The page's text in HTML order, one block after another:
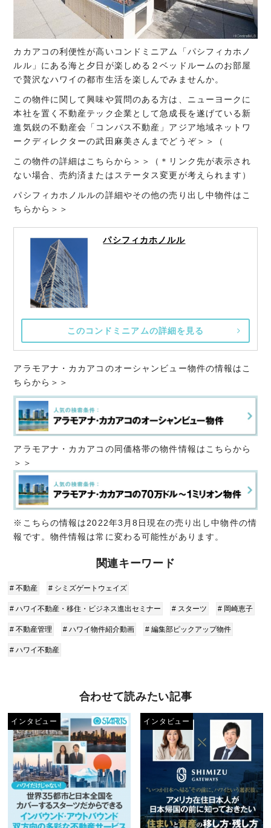
カカアコの利便性が高いコンドミニアム「パシフィカホノ
ルル」にある海と夕日が楽しめる２ベッドルームのお部屋
で贅沢なハワイの都市生活を楽しんでみませんか。
この物件に関して興味や質問のある方は、ニューヨークに
本社を置く不動産テック企業として急成長を遂げている新
進気鋭の不動産会「コンパス不動産」アジア地域ネットワ
ークディレクターの武田麻美さんまでどうぞ＞＞（
この物件の詳細はこちらから＞＞（＊リンク先が表示され
ない場合、売約済またはステータス変更が考えられます）
パシフィカホノルルの詳細やその他の売り出し中物件はこ
ちらから＞＞
パシフィカホノルル
このコンドミニアムの詳細を見る
アラモアナ・カカアコのオーシャンビュー物件の情報はこ
ちらから＞＞
アラモアナ・カカアコの同価格帯の物件情報はこちらから
＞＞
※こちらの情報は2022年3月8日現在の売り出し中物件の情
報です。物件情報は常に変わる可能性があります。
関連キーワード
# 不動産 # シミズゲートウェイズ
# ハワイ不動産・移住・ビジネス進出セミナー # スターツ # 岡崎恵子
# 不動産管理 # ハワイ物件紹介動画 # 編集部ピックアップ物件
# ハワイ不動産
合わせて読みたい記事
インタビュー インタビュー